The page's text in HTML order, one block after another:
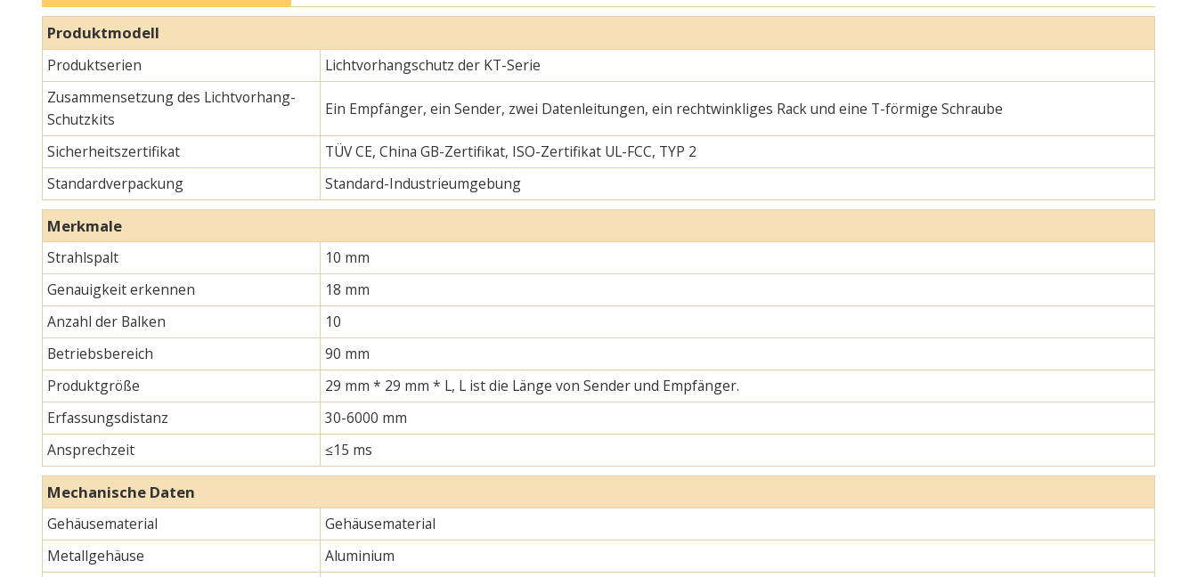
Produktmodell
Produktserien
Lichtvorhangschutz der KT-Serie
Zusammensetzung des Lichtvorhang-
Schutzkits
Ein Empfänger, ein Sender, zwei Datenleitungen, ein rechtwinkliges Rack und eine T-förmige Schraube
Sicherheitszertifikat
TÜV CE, China GB-Zertifikat, ISO-Zertifikat UL-FCC, TYP 2
Standardverpackung
Standard-Industrieumgebung
Merkmale
Strahlspalt
10 mm
Genauigkeit erkennen
18 mm
Anzahl der Balken
10
Betriebsbereich
90 mm
Produktgröße
29 mm * 29 mm * L, L ist die Länge von Sender und Empfänger.
Erfassungsdistanz
30-6000 mm
Ansprechzeit
≤15 ms
Mechanische Daten
Gehäusematerial
Gehäusematerial
Metallgehäuse
Aluminium